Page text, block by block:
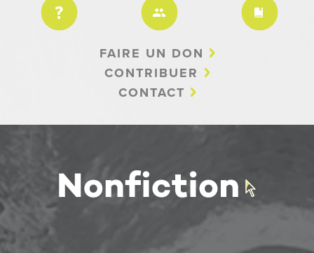
FAIRE UN DON
CONTRIBUER
CONTACT